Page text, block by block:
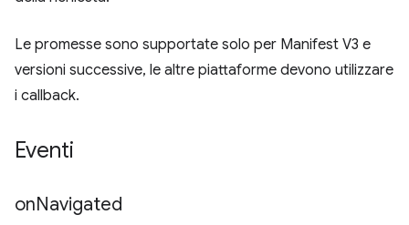
Le promesse sono supportate solo per Manifest V3 e
versioni successive, le altre piattaforme devono utilizzare
i callback.
Eventi
onNavigated